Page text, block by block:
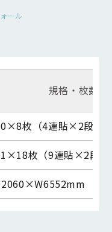
ール
規格・枚数
枚（4連貼×2段）
枚（9連貼×2段）